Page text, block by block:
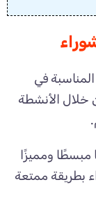
في
خلال الأنشطة
مبسطًا ومميزًا
بطريقة ممتعة